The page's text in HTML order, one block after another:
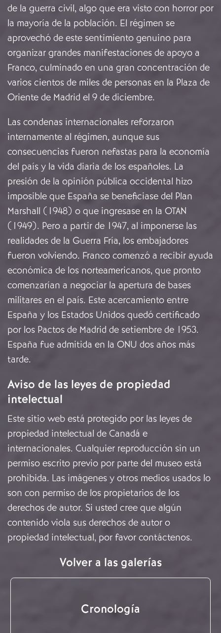
de la guerra civil, algo que era visto con horror por
la mayoría de la población. El régimen se
aprovechó de este sentimiento genuino para
organizar grandes manifestaciones de apoyo a
Franco, culminado en una gran concentración de
varios cientos de miles de personas en la Plaza de
Oriente de Madrid el 9 de diciembre.
Las condenas internacionales reforzaron
internamente al régimen, aunque sus
consecuencias fueron nefastas para la economía
del país y la vida diaria de los españoles. La
presión de la opinión pública occidental hizo
imposible que España se beneficiase del Plan
Marshall (1948) o que ingresase en la OTAN
(1949). Pero a partir de 1947, al imponerse las
realidades de la Guerra Fría, los embajadores
fueron volviendo. Franco comenzó a recibir ayuda
económica de los norteamericanos, que pronto
comenzarían a negociar la apertura de bases
militares en el país. Este acercamiento entre
España y los Estados Unidos quedó certificado
por los Pactos de Madrid de setiembre de 1953.
España fue admitida en la ONU dos años más
tarde.
Aviso de las leyes de propiedad
intelectual
Este sitio web está protegido por las leyes de
propiedad intelectual de Canadá e
internacionales. Cualquier reproducción sin un
permiso escrito previo por parte del museo está
prohibida. Las imágenes y otros medios usados lo
son con permiso de los propietarios de los
derechos de autor. Si usted cree que algún
contenido viola sus derechos de autor o
propiedad intelectual, por favor contáctenos.
Volver a las galerías
Cronología